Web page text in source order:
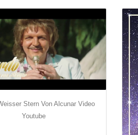
Stern Von Alcunar Video
Youtube